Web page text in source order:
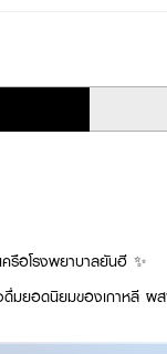
ครือโรงพยาบาลยันฮี ✨
มยอดนิยมของเกาหลี ผส